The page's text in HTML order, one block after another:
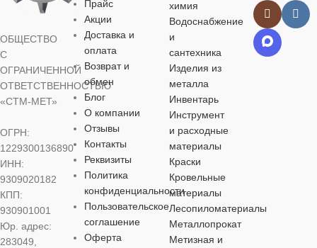
ТИП СМЕСИТЕЛЯ
однорычажный
БРЕНД Q-tap
РАЗМЕР
КРЕПЛЕНИЯ
G1/2
АЭРАТОР да
БРЕНД
Ростовская Мануфактура
Сантехники
РАЗМЕР КРЕПЛЕНИЯ
G1/2
АЭРАТОР да
ДЛИНА ИЗЛИВА
Ростовская Мануфактура
Сантехники
РАЗМЕР КРЕПЛЕНИЯ
G1/2
АЭРАТОР
ДЛИНА ИЗЛИВА
БРЕНД
ОБЩЕСТВО
С
ОГРАНИЧЕННОЙ
ОТВЕТСТВЕННОСТЬЮ
«СТМ-МЕТ»
ОГРН:
1229300136890
ИНН:
9309020182
КПП:
930901001
Юр. адрес:
283049,
Прайс
Акции
Доставка и
оплата
Возврат и
обмен
Блог
О компании
Отзывы
Контакты
Реквизиты
Политика
конфиденциальности
Пользовательское
соглашение
Оферта
химия
Водоснабжение
и
сантехника
Изделия из
металла
Инвентарь
Инструмент
и расходные
материалы
Краски
Кровельные
материалы
Лесопиломатериалы
Металлопрокат
Метизная и